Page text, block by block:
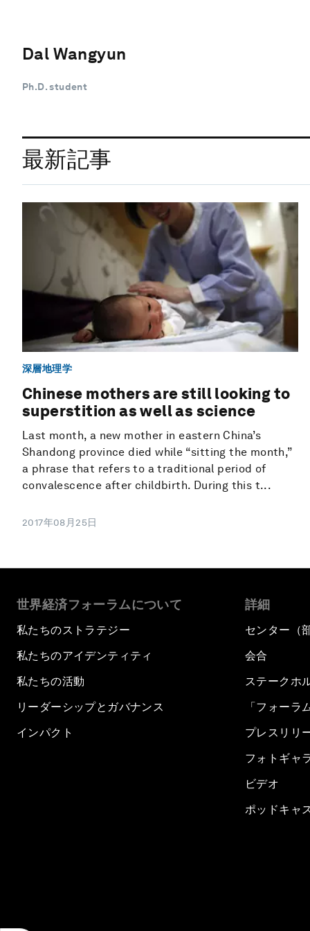
Dal Wangyun
Ph.D. student
最新記事
深層地理学
Chinese mothers are still looking to
superstition as well as science
Last month, a new mother in eastern China’s
Shandong province died while “sitting the month,”
a phrase that refers to a traditional period of
convalescence after childbirth. During this t...
2017年08月25日
世界経済フォーラムについて
私たちのストラテジー
私たちのアイデンティティ
私たちの活動
リーダーシップとガバナンス
インパクト
詳細
センター（
会合
ステークホ
「フォーラ
プレスリリ
フォトギャ
ビデオ
ポッドキャ